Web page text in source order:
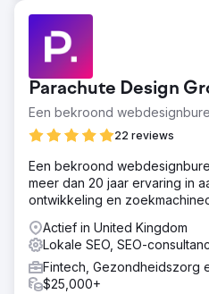
Parachute Design
Een bekroond
22 reviews
Een bekroond
meer dan 20 jaar ervaring in
ontwikkeling en
Actief in United Kingdom
Lokale SEO, SEO-
Fintech, Gezondheidszorg
$25,000+